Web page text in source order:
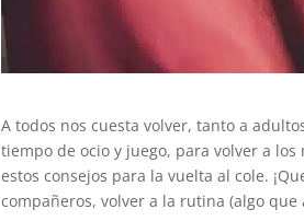
A todos nos cuesta volver, tanto a
tiempo de ocio y juego, para volver a
estos consejos para la vuelta al cole.
compañeros, volver a la rutina (algo